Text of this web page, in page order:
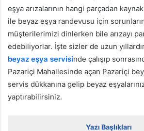
eşya arızalarının hangi parçadan
ile beyaz eşya randevusu için
müşterilerimizi dinlerken bile arızayı
edebiliyorlar. İşte sizler de uzun
beyaz eşya servisinde çalışıp
Pazariçi Mahallesinde açan Pazariçi
servis dükkanına gelip beyaz
yaptırabilirsiniz.
Yazı Başlıkları